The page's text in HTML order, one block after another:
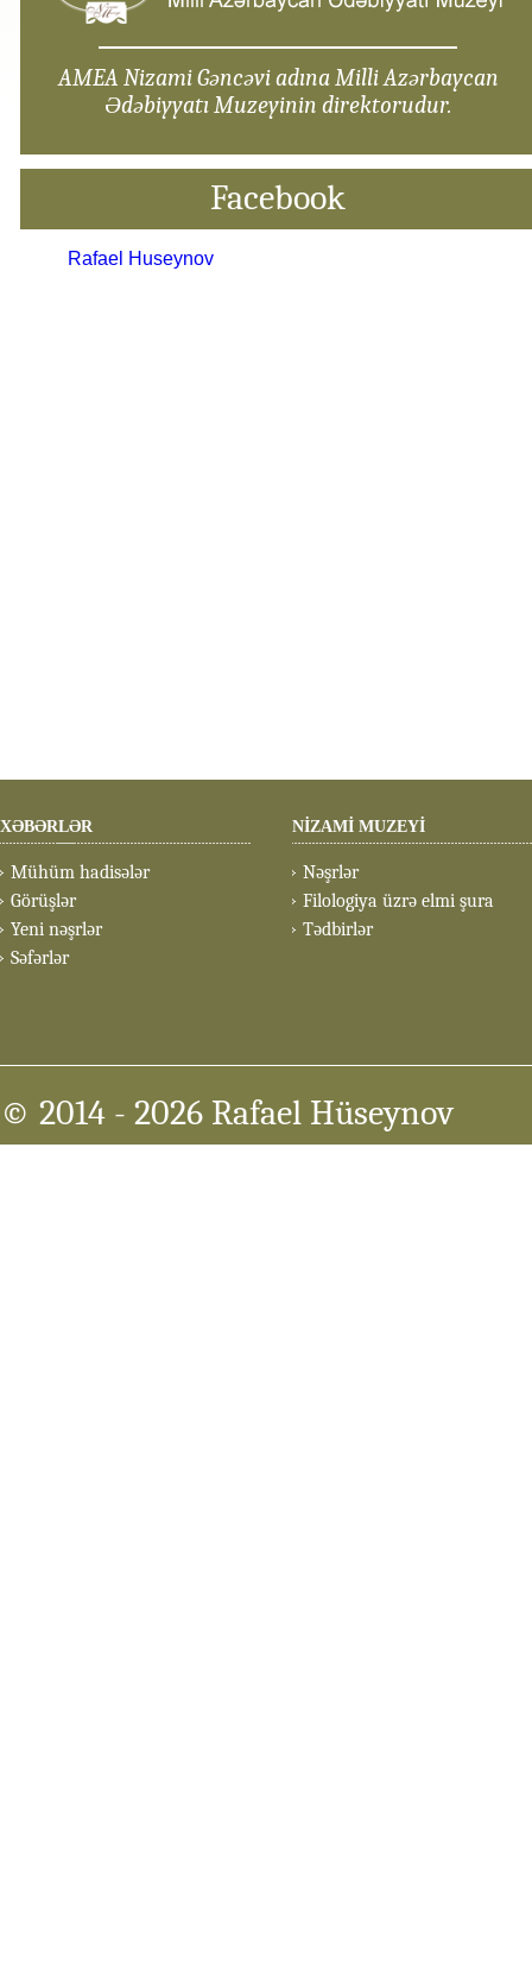
AMEA Nizami Gəncəvi adına Milli Azərbaycan
Ədəbiyyatı Muzeyinin direktorudur.
Facebook
Rafael Huseynov
XƏBƏRLƏR
Mühüm hadisələr
Görüşlər
Yeni nəşrlər
Səfərlər
NİZAMİ MUZEYİ
Nəşrlər
Filologiya üzrə elmi şura
Tədbirlər
© 2014 - 2026 Rafael Hüseynov